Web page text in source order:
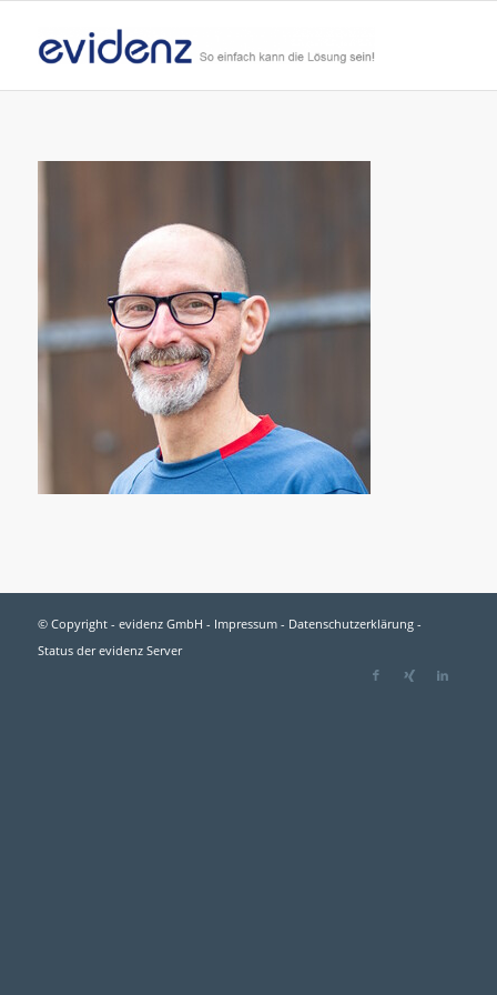
© Copyright - evidenz GmbH - Impressum- Datenschutzerklärung-
Status der evidenz Server